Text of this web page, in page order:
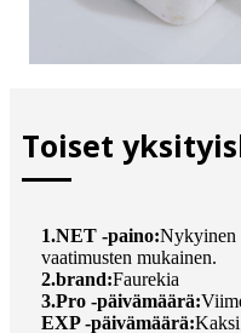
Toiset
1.NET -paino:Nykyinen
vaatimusten mukainen.
2.brand:Faurekia
3.Pro -päivämäärä:
EXP -päivämäärä: